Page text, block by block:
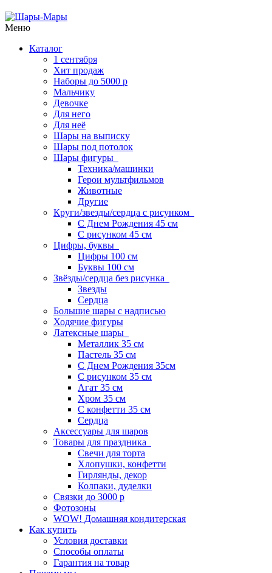
Меню
Каталог
1 сентября
Хит продаж
Наборы до 5000 р
Мальчику
Девочке
Для него
Для неё
Шары на выписку
Шары под потолок
Шары фигуры
Техника/машинки
Герои мультфильмов
Животные
Другие
Круги/звезды/сердца с рисунком
С Днем Рождения 45 см
С рисунком 45 см
Цифры, буквы
Цифры 100 см
Буквы 100 см
Звёзды/сердца без рисунка
Звезды
Сердца
Большие шары с надписью
Ходячие фигуры
Латексные шары
Металлик 35 см
Пастель 35 см
С Днем Рождения 35см
C рисунком 35 см
Агат 35 см
Хром 35 см
С конфетти 35 см
Сердца
Аксессуары для шаров
Товары для праздника
Свечи для торта
Хлопушки, конфетти
Гирлянды, декор
Колпаки, дуделки
Связки до 3000 р
Фотозоны
WOW! Домашняя кондитерская
Как купить
Условия доставки
Способы оплаты
Гарантия на товар